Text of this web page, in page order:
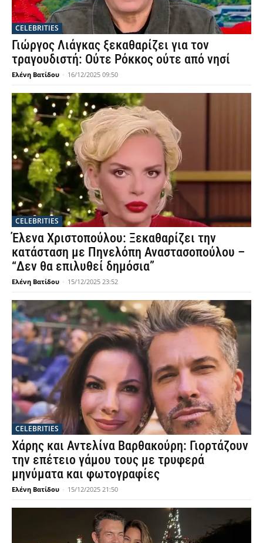
CELEBRITIES
Γιώργος Λιάγκας ξεκαθαρίζει για τον
τραγουδιστή: Ούτε Ρόκκος ούτε από νησί
Ελένη Βατίδου - 16/12/2025 09:50
CELEBRITIES
Έλενα Χριστοπούλου: Ξεκαθαρίζει την
κατάσταση με Πηνελόπη Αναστασοπούλου –
“Δεν θα επιλυθεί δημόσια”
Ελένη Βατίδου - 15/12/2025 23:52
CELEBRITIES
Χάρης και Αντελίνα Βαρθακούρη: Γιορτάζουν
την επέτειο γάμου τους με τρυφερά
μηνύματα και φωτογραφίες
Ελένη Βατίδου - 15/12/2025 21:50